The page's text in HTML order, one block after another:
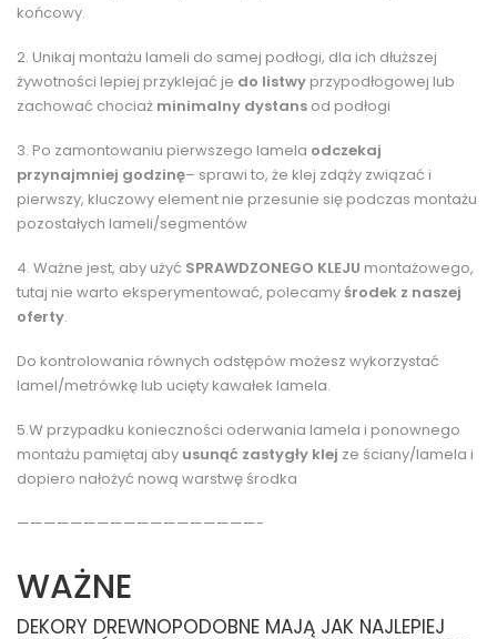
końcowy.
2. Unikaj montażu lameli do samej podłogi, dla ich dłuższej
żywotności lepiej przyklejać je do listwy przypodłogowej lub
zachować chociaż minimalny dystans od podłogi
3. Po zamontowaniu pierwszego lamela odczekaj
przynajmniej godzinę– sprawi to, że klej zdąży związać i
pierwszy, kluczowy element nie przesunie się podczas montażu
pozostałych lameli/segmentów
4. Ważne jest, aby użyć SPRAWDZONEGO KLEJU montażowego,
tutaj nie warto eksperymentować, polecamyśrodek z naszej
oferty.
Do kontrolowania równych odstępów możesz wykorzystać
lamel/metrówkę lub ucięty kawałek lamela.
5.W przypadku konieczności oderwania lamela i ponownego
montażu pamiętaj aby usunąć zastygły klej ze ściany/lamela i
dopiero nałożyć nową warstwę środka
——————————————————-
WAŻNE
DEKORY DREWNOPODOBNE MAJĄ JAK NAJLEPIEJ